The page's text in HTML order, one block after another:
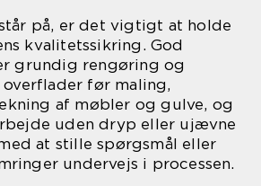
på, er det vigtigt at holde
kvalitetssikring. God
grundig rengøring og
før maling,
af møbler og gulve, og
uden dryp eller ujævne
at stille spørgsmål eller
undervejs i processen.